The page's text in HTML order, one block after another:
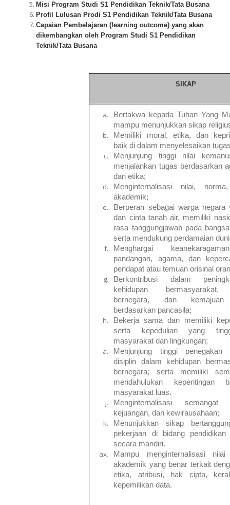
Misi Program Studi S1 Pendidikan Teknik/Tata Busana
Profil Lulusan Prodi S1 Pendidikan Teknik/Tata Busana
Capaian Pembelajaran (learning outcome) yang akan
dikembangkan oleh Program Studi S1 Pendidikan
Teknik/Tata Busana
SIKAP
Bertakwa kepada Tuhan Yang
mampu menunjukkan sikap
Memiliki moral, etika, dan
baik di dalam menyelesaikan
Menjunjung tinggi nilai
menjalankan tugas berdasarkan
dan etika;
Menginternalisasi nilai,
akademik;
Berperan sebagai warga negara
dan cinta tanah air, memiliki
rasa tanggungjawab pada
serta mendukung perdamaian
Menghargai
pandangan, agama, dan
pendapat atau temuan orisinal
Berkontribusi dalam
kehidupan bermasyarakat,
bernegara, dan kemajuan
berdasarkan pancasila;
Bekerja sama dan memiliki
serta kepedulian yang
masyarakat dan lingkungan;
Menjunjung tinggi
disiplin dalam kehidupan
bernegara; serta memiliki
mendahulukan kepentingan
masyarakat luas.
Menginternalisasi semangat
kejuangan, dan kewirausahaan;
Menunjukkan sikap
pekerjaan di bidang
secara mandiri.
Mampu menginternalisasi
akademik yang benar terkait
etika, atribusi, hak cipta,
kepemilikan data.